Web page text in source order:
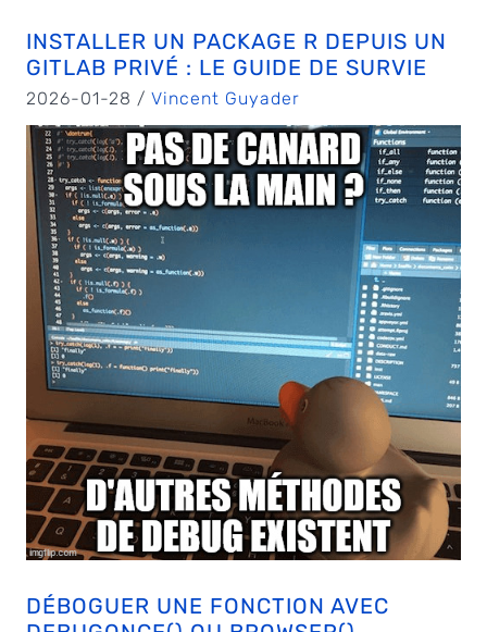
INSTALLER UN PACKAGE R DEPUIS UN
GITLAB PRIVÉ : LE GUIDE DE SURVIE
2026-01-28 / Vincent Guyader
DÉBOGUER UNE FONCTION AVEC